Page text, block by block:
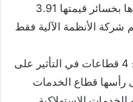
الذي يضم شركة التقدم التكنولوجي وحدها بخسائر قيمتها 3.91
شركة الأنظمة الآلية فقط
وفي ذات السياق، فقد ساهم تراجع أرباح 4 قطاعات في التأثير على
قطاع الخدمات